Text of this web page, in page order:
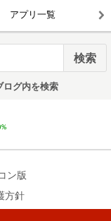
アプリ一覧
ログ内を検索
ン版
方針